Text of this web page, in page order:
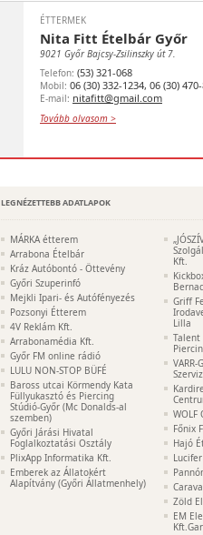
ÉTTERMEK
Nita Fitt Ételbár Győr
9021 Győr Bajcsy-Zsilinszky út 7.
Telefon: (53) 321-068
Mobil: 06 (30) 332-1234, 06 (30)
E-mail: nitafitt@gmail.com
Tovább olvasom >
LEGNÉZETTEBB ADATLAPOK
MÁRKA étterem
Arrabona Ételbár
Kráz Autóbontó - Öttevény
Győri Szuperinfó
Mejkli Ipari- és Autófényezés
Pozsonyi Étterem
4V Reklám Kft.
Arrabonamédia Kft.
Győr FM online rádió
LULU NON-STOP BÜFÉ
Baross utcai Körmendy Kata
Füllyukasztó és Piercing
Stúdió-Győr (Mc Donalds-al
szemben)
Győri Járási Hivatal
Foglalkoztatási Osztály
PlixApp Informatika Kft.
Emberek az Állatokért
Alapítvány (Győri Állatmenhely)
Kft.
Griff
Lilla
Talent
WOLF
Főnix
Hajó
Zöld
EM